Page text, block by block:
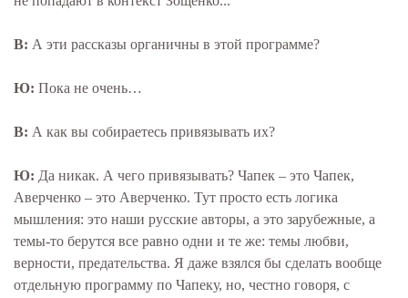
В: А эти рассказы органичны в этой программе?
Ю: Пока не очень…
В: А как вы собираетесь привязывать их?
Ю: Да никак. А чего привязывать? Чапек – это Чапек,
Аверченко – это Аверченко. Тут просто есть логика
мышления: это наши русские авторы, а это зарубежные, а
темы-то берутся все равно одни и те же: темы любви,
верности, предательства. Я даже взялся бы сделать вообще
отдельную программу по Чапеку, но, честно говоря, с